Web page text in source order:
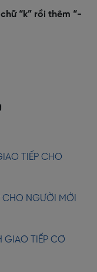
“k” rồi thêm “-
TIẾP CHO
NGƯỜI MỚI
GIAO TIẾP CƠ